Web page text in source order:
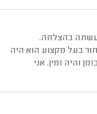
בהצלחה.
בעל מקצוע הוא היה
והיה זמין. אני